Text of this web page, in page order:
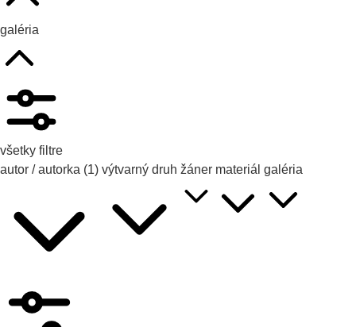
galéria
všetky filtre
autor / autorka (1) výtvarný druh žáner materiál galéria